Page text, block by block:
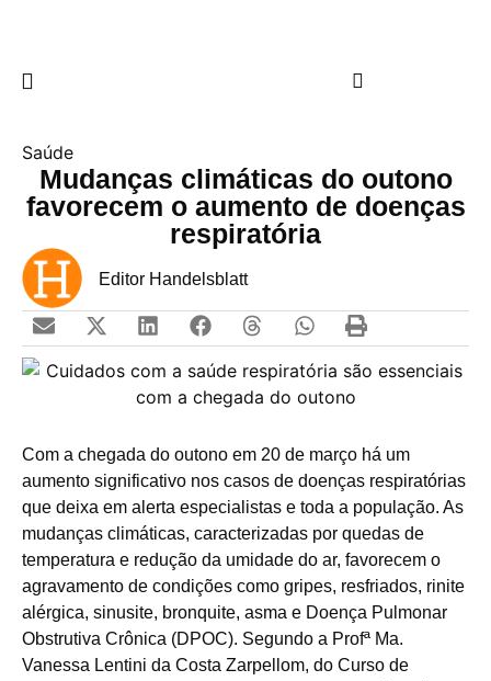
Saúde
Mudanças climáticas do outono
favorecem o aumento de doenças
respiratória
Editor Handelsblatt
Com a chegada do outono em 20 de março há um
aumento significativo nos casos de doenças respiratórias
que deixa em alerta especialistas e toda a população. As
mudanças climáticas, caracterizadas por quedas de
temperatura e redução da umidade do ar, favorecem o
agravamento de condições como gripes, resfriados, rinite
alérgica, sinusite, bronquite, asma e Doença Pulmonar
Obstrutiva Crônica (DPOC). Segundo a Profª Ma.
Vanessa Lentini da Costa Zarpellom, do Curso de